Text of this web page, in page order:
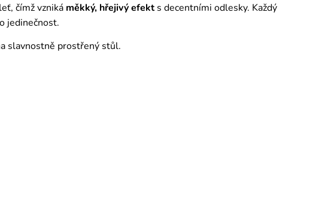
čímž vzniká měkký, hřejivý efekts decentními odlesky. Každý
jedinečnost.
slavnostně prostřený stůl.